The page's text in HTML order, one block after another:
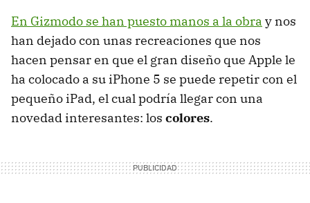
En Gizmodo se han puesto manos a la obra y nos
han dejado con unas recreaciones que nos
hacen pensar en que el gran diseño que Apple le
ha colocado a su iPhone 5 se puede repetir con el
pequeño iPad, el cual podría llegar con una
novedad interesantes: los colores.